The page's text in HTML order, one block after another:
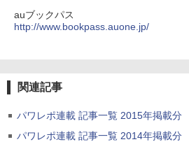
auブックパス
http://www.bookpass.auone.jp/
関連記事
パワレポ連載 記事一覧 2015年掲載分
パワレポ連載 記事一覧 2014年掲載分